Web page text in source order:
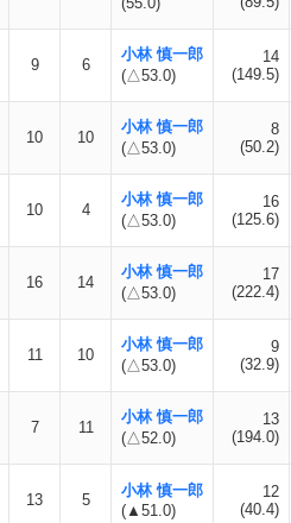
9 6
小林 慎一郎
(△53.0)
14
(149.5)
10 10
小林 慎一郎
(△53.0)
8
(50.2)
10 4
小林 慎一郎
(△53.0)
16
(125.6)
16 14
小林 慎一郎
(△53.0)
17
(222.4)
11 10
小林 慎一郎
(△53.0)
9
(32.9)
7 11
小林 慎一郎
(△52.0)
13
(194.0)
13 5
小林 慎一郎
(▲51.0)
12
(40.4)